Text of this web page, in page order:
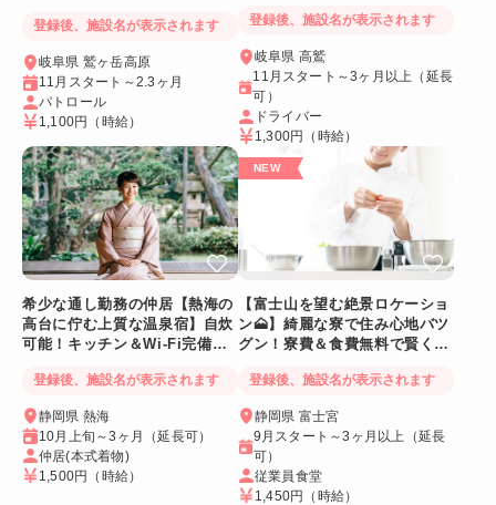
登録後、施設名が表示されます
岐阜県 鷲ヶ岳高原
11月スタート～2.3ヶ月
パトロール
1,100円
（時給）
登録後、施設名が表示されます
岐阜県 高鷲
11月スタート～3ヶ月以上（延長
可）
ドライバー
1,300円
（時給）
希少な通し勤務の仲居【熱海の
高台に佇む上質な温泉宿】自炊
可能！キッチン＆Wi-Fi完備！
登録後、施設名が表示されます
静岡県 熱海
10月上旬～3ヶ月（延長可）
仲居(本式着物)
1,500円 （時給）
【富士山を望む絶景ロケーショ
ン🗻】綺麗な寮で住み心地バツ
グン！寮費＆食費無料で賢く稼
登録後、施設名が表示されます
静岡県 富士宮
9月スタート～3ヶ月以上（延長
可）
従業員食堂
1,450円 （時給）